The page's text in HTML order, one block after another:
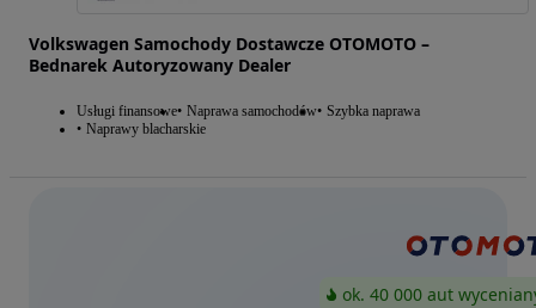
Volkswagen Samochody Dostawcze OTOMOTO –
Bednarek Autoryzowany Dealer
Usługi finansowe Naprawa samochodów Szybka naprawa
Naprawy blacharskie
ok. 40 000 aut